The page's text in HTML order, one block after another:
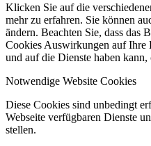
Klicken Sie auf die
mehr zu erfahren. Sie können
ändern. Beachten Sie, dass das
Cookies Auswirkungen auf Ihre
und auf die Dienste haben
Notwendige Website Cookies
Diese Cookies sind unbedingt
Webseite verfügbaren Dienste
stellen.